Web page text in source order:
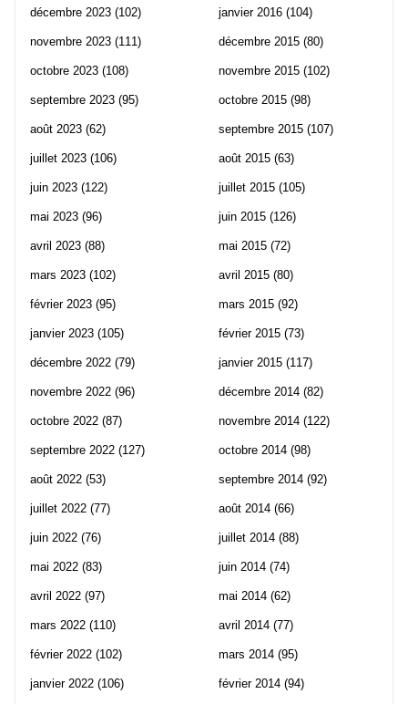
décembre 2023 (102)
novembre 2023 (111)
octobre 2023 (108)
septembre 2023 (95)
août 2023 (62)
juillet 2023 (106)
juin 2023 (122)
mai 2023 (96)
avril 2023 (88)
mars 2023 (102)
février 2023 (95)
janvier 2023 (105)
décembre 2022 (79)
novembre 2022 (96)
octobre 2022 (87)
septembre 2022 (127)
août 2022 (53)
juillet 2022 (77)
juin 2022 (76)
mai 2022 (83)
avril 2022 (97)
mars 2022 (110)
février 2022 (102)
janvier 2022 (106)
janvier 2016 (104)
décembre 2015 (80)
novembre 2015 (102)
octobre 2015 (98)
septembre 2015 (107)
août 2015 (63)
juillet 2015 (105)
juin 2015 (126)
mai 2015 (72)
avril 2015 (80)
mars 2015 (92)
février 2015 (73)
janvier 2015 (117)
décembre 2014 (82)
novembre 2014 (122)
octobre 2014 (98)
septembre 2014 (92)
août 2014 (66)
juillet 2014 (88)
juin 2014 (74)
mai 2014 (62)
avril 2014 (77)
mars 2014 (95)
février 2014 (94)